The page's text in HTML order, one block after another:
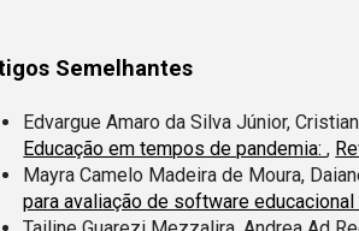
Semelhantes
Edvargue Amaro da Silva Júnior,
Educação em tempos de pandemia:,
Mayra Camelo Madeira de Moura,
para avaliação de software educacional